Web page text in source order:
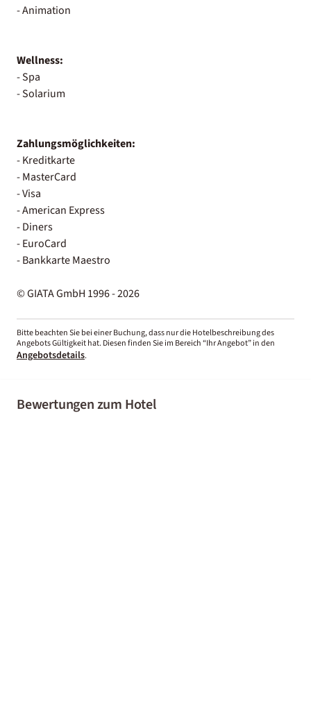
- Animation
Wellness:
- Spa
- Solarium
Zahlungsmöglichkeiten:
- Kreditkarte
- MasterCard
- Visa
- American Express
- Diners
- EuroCard
- Bankkarte Maestro
© GIATA GmbH 1996 - 2026
Bitte beachten Sie bei einer Buchung, dass nur die Hotelbeschreibung des
Angebots Gültigkeit hat. Diesen finden Sie im Bereich “Ihr Angebot” in den
Angebotsdetails.
Bewertungen zum Hotel